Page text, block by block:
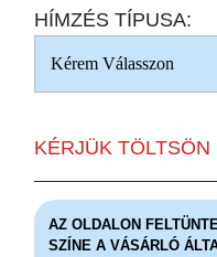
HÍMZÉS TÍPUSA:
KÉRJÜK
AZ OLDALON
SZÍNE A VÁSÁRLÓ